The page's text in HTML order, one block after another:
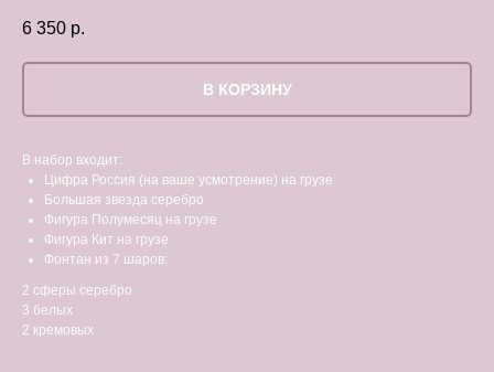
6 350 р.
В КОРЗИНУ
В набор входит:
Цифра Россия (на ваше усмотрение) на грузе
Большая звезда серебро
Фигура Полумесяц на грузе
Фигура Кит на грузе
Фонтан из 7 шаров:
2 сферы серебро
3 белых
2 кремовых